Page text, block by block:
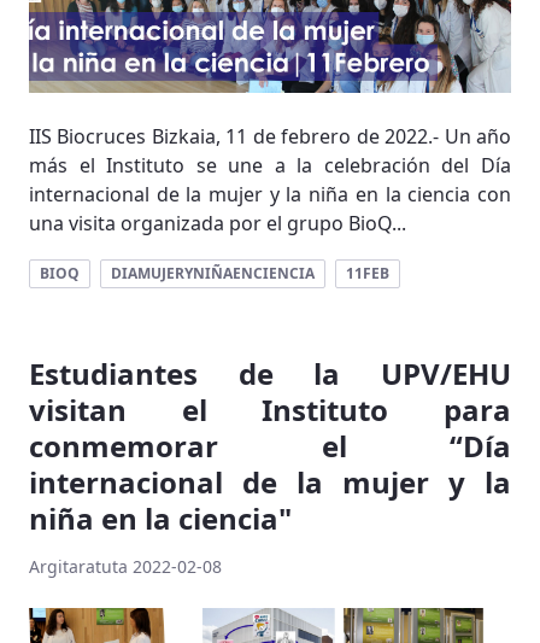
IIS Biocruces Bizkaia, 11 de febrero de 2022.- Un año
más el Instituto se une a la celebración del Día
internacional de la mujer y la niña en la ciencia con
una visita organizada por el grupo BioQ...
BIOQ DIAMUJERYNIÑAENCIENCIA 11FEB
Estudiantes de la UPV/EHU
visitan el Instituto para
conmemorar el “Día
internacional de la mujer y la
niña en la ciencia"
Argitaratuta 2022-02-08